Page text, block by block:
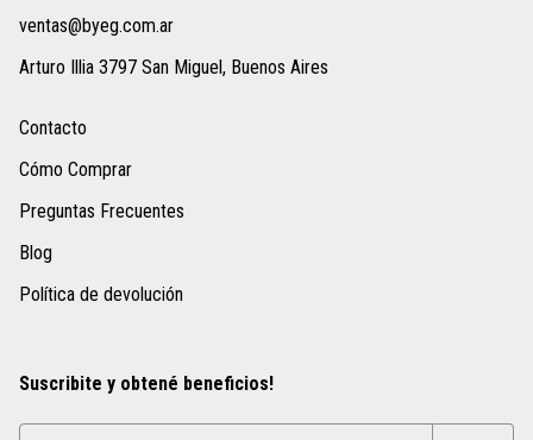
ventas@byeg.com.ar
Arturo Illia 3797 San Miguel, Buenos Aires
Contacto
Cómo Comprar
Preguntas Frecuentes
Blog
Política de devolución
Suscribite y obtené beneficios!